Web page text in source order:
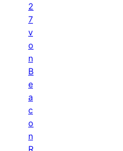
2
7
v
o
n
B
e
a
c
o
n
R